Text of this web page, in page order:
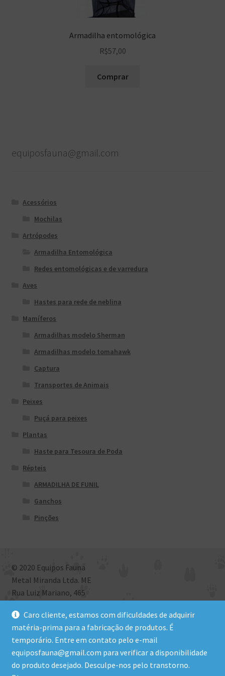
Armadilha entomológica
R$57,00
Comprar
equiposfauna@gmail.com
Acessórios
Mochilas
Artrópodes
Armadilha Entomológica
Redes entomológicas e de varredura
Aves
Hastes para rede de neblina
Mamíferos
Armadilhas modelo Sherman
Armadilhas modelo tomahawk
Captura
Transportes de Animais
Peixes
Puçá para peixes
Plantas
Haste para Tesoura de Poda
Répteis
ARMADILHA DE FUNIL
Ganchos
Pinções
© 2020 Equipos Fauna
Metal Miranda Ltda. ME
Rua Luiz Mariano, 465
CEP: 88801-972 | CNPJ: 09.581.577/0001-09
Site desenvolvido por PabloNK
Caro cliente, estamos com dificuldades de adquirir
matéria-prima para a fabricação de produtos. É
temporário. Entre em contato pelo e-mail
equiposfauna@gmail.com para verificar a disponibilidade
do produto desejado. Desculpe-nos pelo transtorno.